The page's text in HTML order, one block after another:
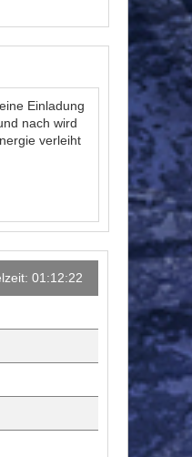
Einladung
nach wird
verleiht
01:12:22